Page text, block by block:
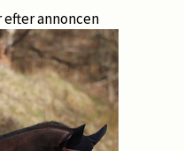
annoncen